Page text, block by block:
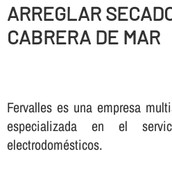
ARREGLAR
CABRERA DE MAR
Fervalles es una empresa
especializada en el
electrodomésticos.